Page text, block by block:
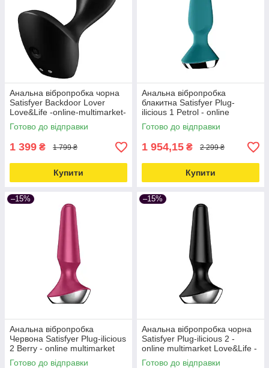
Анальна вібропробка чорна
Satisfyer Backdoor Lover
Love&Life -online-multimarket-
Готово до відправки
1 399 ₴ 1 799 ₴
Купити
Анальна вібропробка
блакитна Satisfyer Plug-
ilicious 1 Petrol - online
multimarket Love&Life -online-
multimarket-
Готово до відправки
1 954,15 ₴ 2 299 ₴
Купити
–15%
Анальна вібропробка
Червона Satisfyer Plug-ilicious
2 Berry - online multimarket
Love&Life -online-multimarket-
Готово до відправки
–15%
Анальна вібропробка чорна
Satisfyer Plug-ilicious 2 -
online multimarket Love&Life -
online-multimarket-
Готово до відправки